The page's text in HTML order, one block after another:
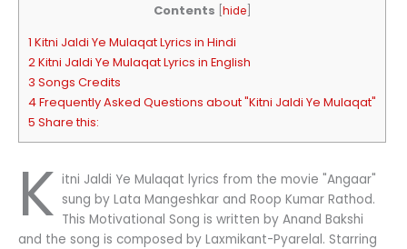
Contents hide]
1 Kitni Jaldi Ye Mulaqat Lyrics in Hindi
2 Kitni Jaldi Ye Mulaqat Lyrics in English
3 Songs Credits
4 Frequently Asked Questions about "Kitni Jaldi Ye Mulaqat"
5 Share this:
K itni Jaldi Ye Mulaqat lyrics from the movie "Angaar"
sung by Lata Mangeshkar and Roop Kumar Rathod.
This Motivational Song is written by Anand Bakshi
and the song is composed by Laxmikant-Pyarelal. Starring